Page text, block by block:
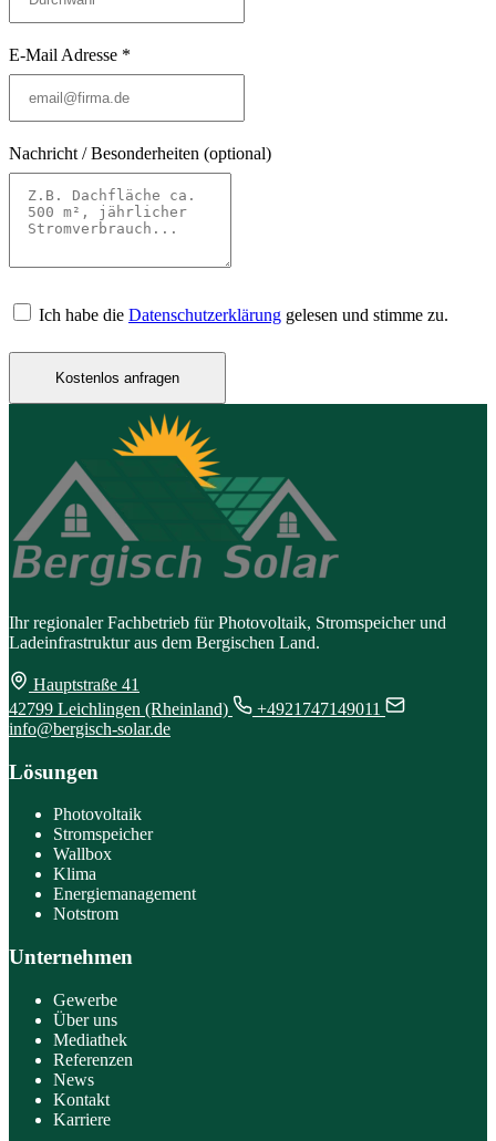
E-Mail Adresse *
Nachricht / Besonderheiten (optional)
Ich habe die Datenschutzerklärung gelesen und stimme zu.
Kostenlos anfragen
Ihr regionaler Fachbetrieb für Photovoltaik, Stromspeicher und
Ladeinfrastruktur aus dem Bergischen Land.
Hauptstraße 41
42799 Leichlingen (Rheinland)
+4921747149011
info@bergisch-solar.de
Lösungen
Photovoltaik
Stromspeicher
Wallbox
Klima
Energiemanagement
Notstrom
Unternehmen
Gewerbe
Über uns
Mediathek
Referenzen
News
Kontakt
Karriere